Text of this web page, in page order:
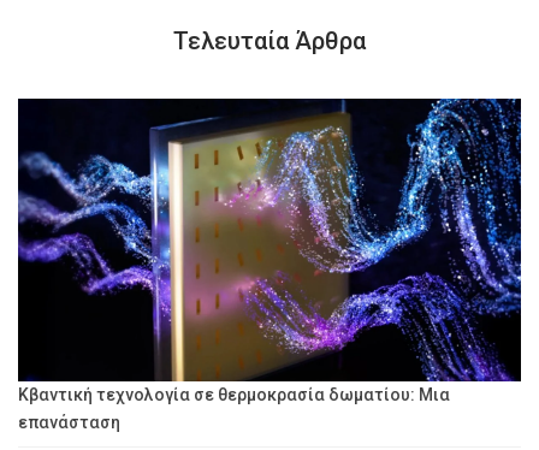
Τελευταία Άρθρα
Κβαντική τεχνολογία σε θερμοκρασία δωματίου: Μια
επανάσταση